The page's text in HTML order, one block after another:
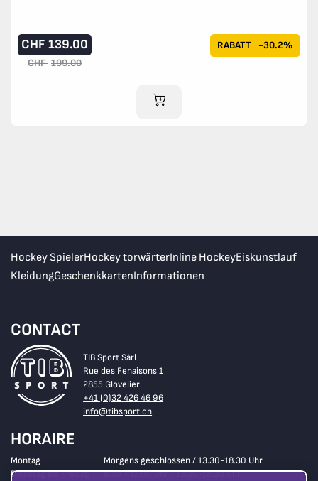
RABATT -30.2%
CHF 139.00
CHF 199.00
IM WARENKORB
Hockey SpielerHockey torwärterInline HockeyEiskunstlauf
KleidungGeschenkkartenInformationen
CONTACT
TIB Sport Sàrl
Rue des Fenaisons 1
2855 Glovelier
+41 (0)32 426 46 96
info@tibsport.ch
HORAIRE
Montag
Morgens geschlossen / 13.30-18.30 Uhr
Dienstag bis Freitag
8.30 - 12.00 Uhr / 13.30-18.30 Uhr